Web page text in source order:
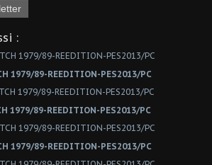
:
1979/89-REEDITION-PES2013/PC
1979/89-REEDITION-PES2013/PC
1979/89-REEDITION-PES2013/PC